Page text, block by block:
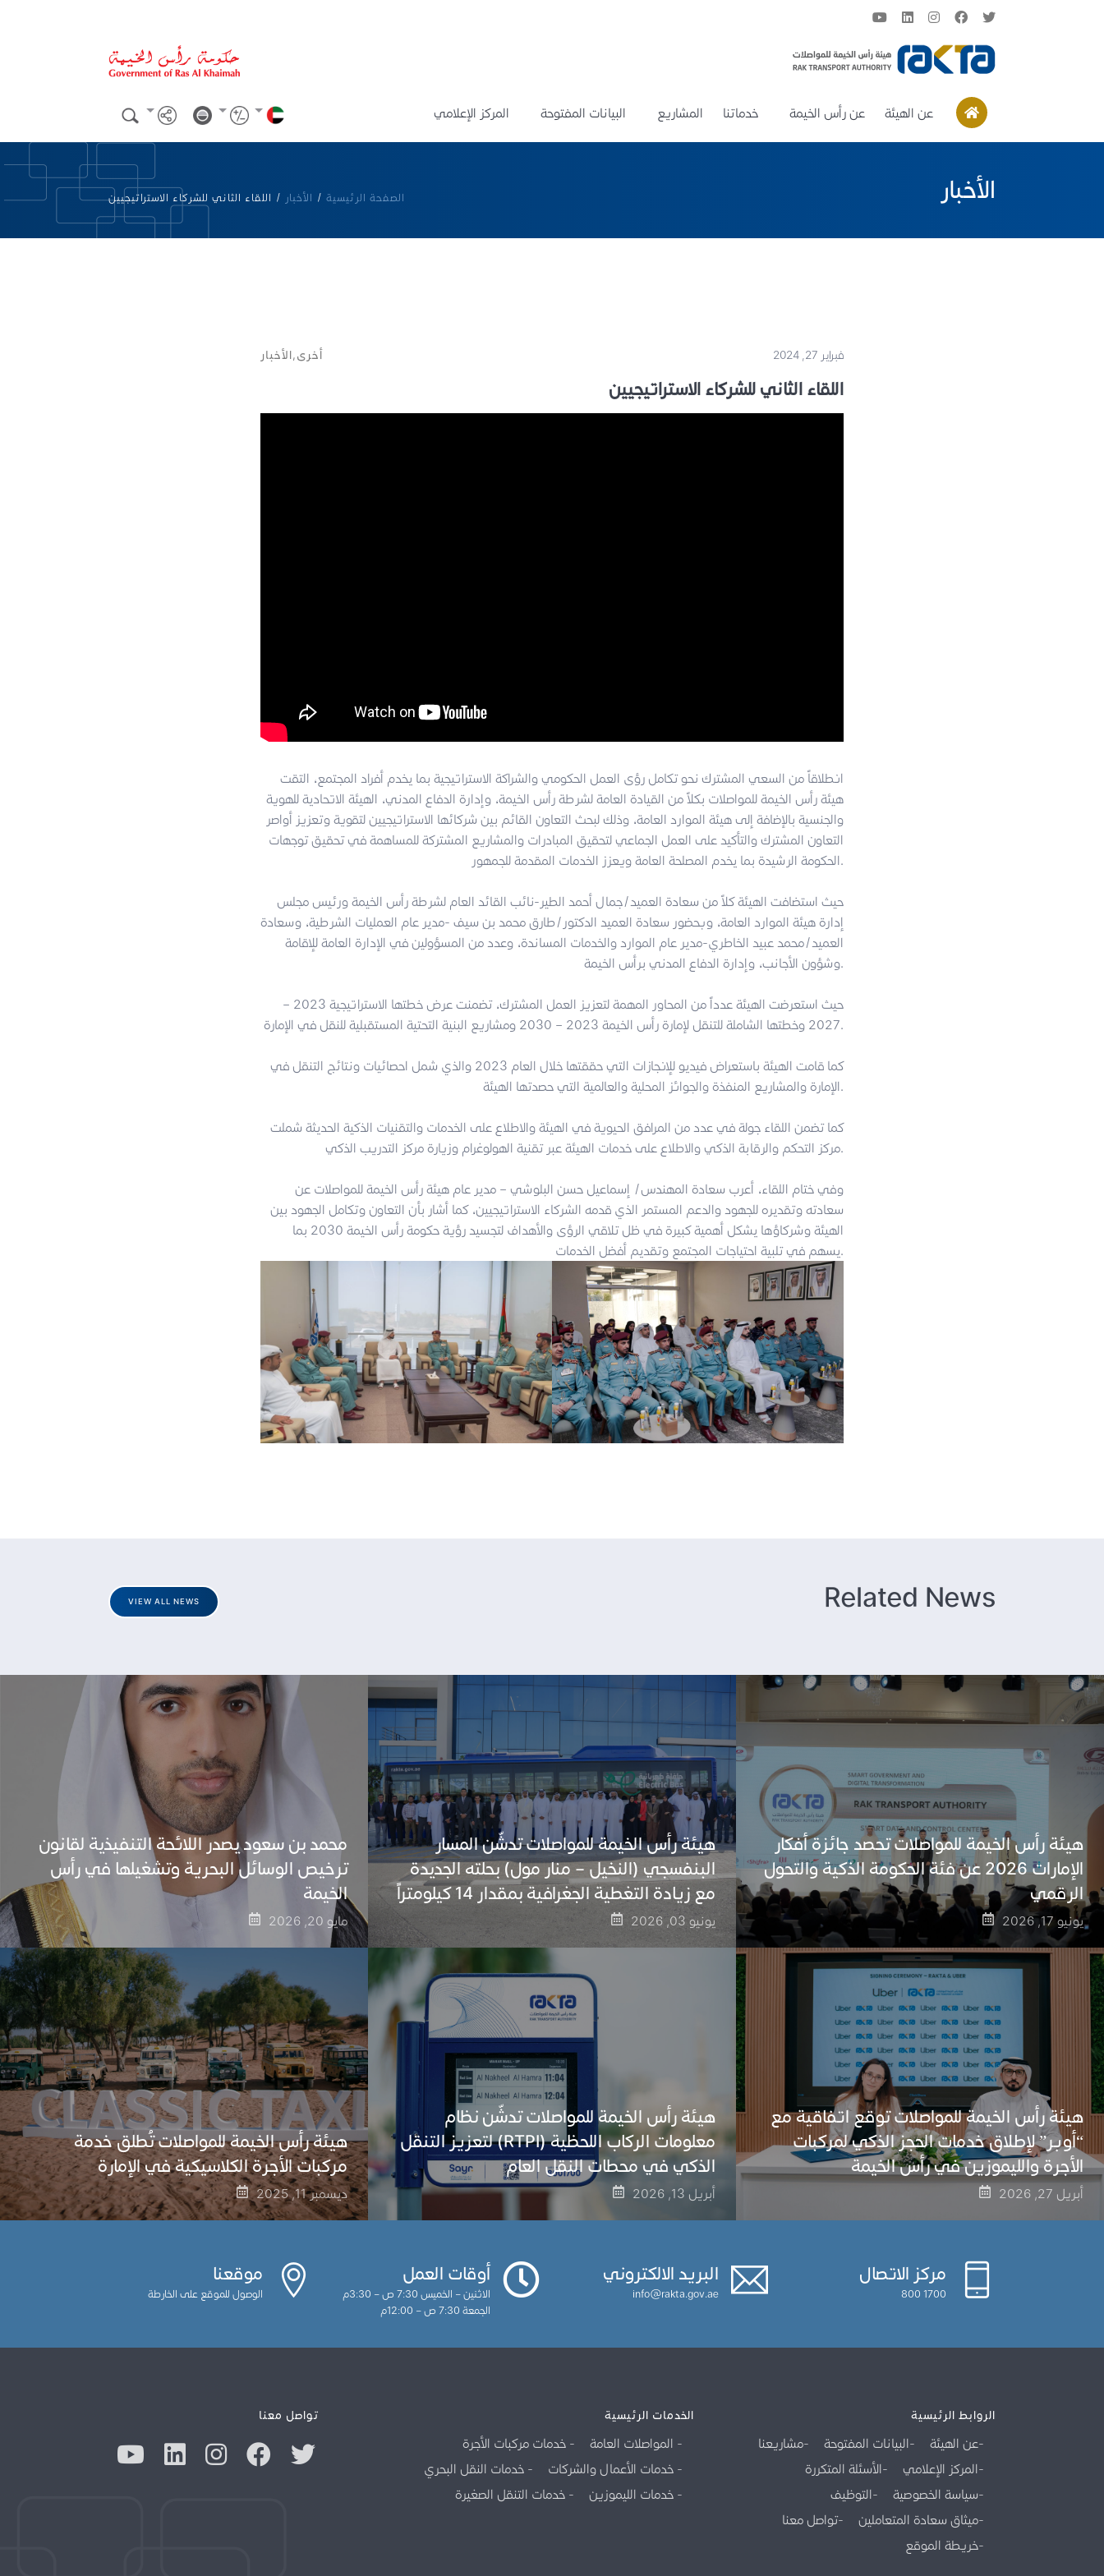
عن الهيئة عن رأس الخيمة خدماتنا المشاريع البيانات المفتوحة المركز الإعلامي
الأخبار الصفحة الرئيسية / الأخبار / اللقاء الثاني للشركاء الاستراتيجيين
أخرى,الأخبار فبراير 27, 2024
اللقاء الثاني للشركاء الاستراتيجيين
انطلاقاً من السعي المشترك نحو تكامل رؤى العمل الحكومي والشراكة الاستراتيجية بما يخدم أفراد المجتمع، التقت
هيئة رأس الخيمة للمواصلات بكلاً من القيادة العامة لشرطة رأس الخيمة، وإدارة الدفاع المدني، الهيئة الاتحادية للهوية
والجنسية بالإضافة إلى هيئة الموارد العامة، وذلك لبحث التعاون القائم بين شركائها الاستراتيجيين لتقوية وتعزيز أواصر
التعاون المشترك والتأكيد على العمل الجماعي لتحقيق المبادرات والمشاريع المشتركة للمساهمة في تحقيق توجهات
الحكومة الرشيدة بما يخدم المصلحة العامة ويعزز الخدمات المقدمة للجمهور.
حيث استضافت الهيئة كلاً من سعادة العميد/جمال أحمد الطير-نائب القائد العام لشرطة رأس الخيمة ورئيس مجلس
إدارة هيئة الموارد العامة، وبحضور سعادة العميد الدكتور/طارق محمد بن سيف -مدير عام العمليات الشرطية، وسعادة
العميد/محمد عبيد الخاطري-مدير عام الموارد والخدمات المساندة، وعدد من المسؤولين في الإدارة العامة للإقامة
وشؤون الأجانب، وإدارة الدفاع المدني برأس الخيمة.
حيث استعرضت الهيئة عدداً من المحاور المهمة لتعزيز العمل المشترك، تضمنت عرض خطتها الاستراتيجية 2023 –
2027 وخطتها الشاملة للتنقل لإمارة رأس الخيمة 2023 – 2030 ومشاريع البنية التحتية المستقبلية للنقل في الإمارة.
كما قامت الهيئة باستعراض فيديو للإنجازات التي حققتها خلال العام 2023 والذي شمل احصائيات ونتائج التنقل في
الإمارة والمشاريع المنفذة والجوائز المحلية والعالمية التي حصدتها الهيئة.
كما تضمن اللقاء جولة في عدد من المرافق الحيوية في الهيئة والاطلاع على الخدمات والتقنيات الذكية الحديثة شملت
مركز التحكم والرقابة الذكي والاطلاع على خدمات الهيئة عبر تقنية الهولوغرام وزيارة مركز التدريب الذكي.
وفي ختام اللقاء، أعرب سعادة المهندس/ إسماعيل حسن البلوشي – مدير عام هيئة رأس الخيمة للمواصلات عن
سعادته وتقديره للجهود والدعم المستمر الذي قدمه الشركاء الاستراتيجيين، كما أشار بأن التعاون وتكامل الجهود بين
الهيئة وشركاؤها يشكل أهمية كبيرة في ظل تلاقي الرؤى والأهداف لتجسيد رؤية حكومة رأس الخيمة 2030 بما
يسهم في تلبية احتياجات المجتمع وتقديم أفضل الخدمات.
Related News
VIEW ALL NEWS
هيئة رأس الخيمة للمواصلات تحصد جائزة أفكار
الإمارات 2026 عن فئة الحكومة الذكية والتحول
الرقمي
يونيو 17, 2026
هيئة رأس الخيمة للمواصلات تدشّن المسار
البنفسجي (النخيل – منار مول) بحلته الجديدة
مع زيادة التغطية الجغرافية بمقدار 14 كيلومتراً
يونيو 03, 2026
محمد بن سعود يصدر اللائحة التنفيذية لقانون
ترخيص الوسائل البحرية وتشغيلها في رأس
الخيمة
مايو 20, 2026
هيئة رأس الخيمة للمواصلات توقع اتفاقية مع
“أوبر” لإطلاق خدمات الحجز الذكي لمركبات
الأجرة والليموزين في رأس الخيمة
أبريل 27, 2026
هيئة رأس الخيمة للمواصلات تدشّن نظام
معلومات الركاب اللحظية (RTPI) لتعزيز التنقل
الذكي في محطات النقل العام
أبريل 13, 2026
هيئة رأس الخيمة للمواصلات تُطلق خدمة
مركبات الأجرة الكلاسيكية في الإمارة
ديسمبر 11, 2025
مركز الاتصال
1700 800
البريد الالكتروني
info@rakta.gov.ae
أوقات العمل
الاثنين – الخميس 7:30 ص – 3:30م
الجمعة 7:30 ص – 12:00م
موقعنا
الوصول للموقع على الخارطة
الروابط الرئيسية
عن الهيئة البيانات المفتوحة
مشاريعنا
المركز الإعلامي
الأسئلة المتكررة
سياسة الخصوصية
التوظيف
ميثاق سعادة المتعاملين
تواصل معنا
خريطة الموقع
الخدمات الرئيسية
المواصلات العامة
خدمات مركبات الأجرة
خدمات الأعمال والشركات
خدمات النقل البحري
خدمات الليموزين
خدمات التنقل الصغيرة
تواصل معنا